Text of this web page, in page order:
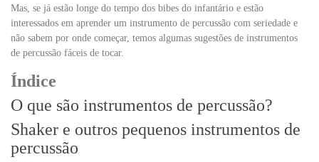
Mas, se já estão longe do tempo dos bibes do infantário e estão
interessados em aprender um instrumento de percussão com seriedade e
não sabem por onde começar, temos algumas sugestões de instrumentos
de percussão fáceis de tocar.
Índice
O que são instrumentos de percussão?
Shaker e outros pequenos instrumentos de
percussão